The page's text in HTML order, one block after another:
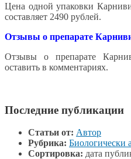
Цена одной упаковки
составляет 2490 рублей.
Отзывы о препарате
Отзывы о препарате
оставить в комментариях.
Последние публикации
Статьи от: Автор
Рубрика: Биологически
Сортировка: дата